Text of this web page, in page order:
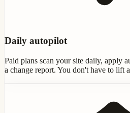
Daily autopilot
Paid plans scan your site daily, apply
a change report. You don't have to lift